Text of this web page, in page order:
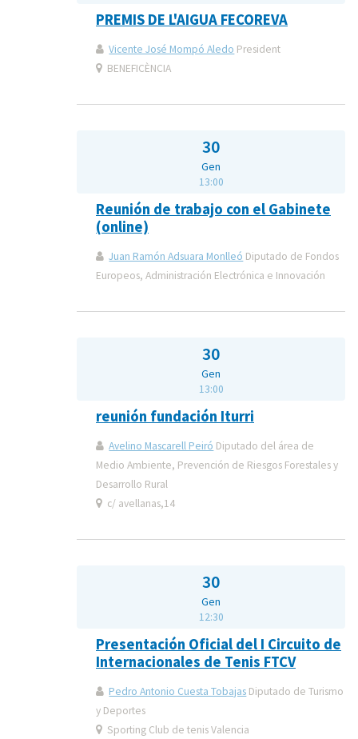
PREMIS DE L'AIGUA FECOREVA
Vicente José Mompó Aledo President
BENEFICÈNCIA
30
Gen
13:00
Reunión de trabajo con el Gabinete
(online)
Juan Ramón Adsuara Monlleó Diputado de Fondos
Europeos, Administración Electrónica e Innovación
30
Gen
13:00
reunión fundación Iturri
Avelino Mascarell Peiró Diputado del área de
Medio Ambiente, Prevención de Riesgos Forestales y
Desarrollo Rural
c/ avellanas,14
30
Gen
12:30
Presentación Oficial del I Circuito de
Internacionales de Tenis FTCV
Pedro Antonio Cuesta Tobajas Diputado de Turismo
y Deportes
Sporting Club de tenis Valencia